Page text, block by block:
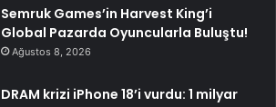
Semruk Games’in Harvest King’i
Global Pazarda Oyuncularla Buluştu!
Ağustos 8, 2026
DRAM krizi iPhone 18’i vurdu: 1 milyar